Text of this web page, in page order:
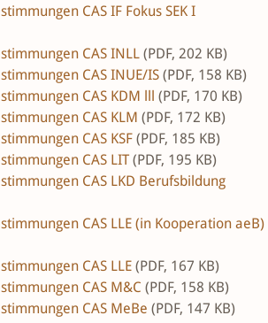
CAS IF Fokus SEK I
CAS INLL (PDF, 202 KB)
CAS INUE/IS (PDF, 158 KB)
CAS KDM lll (PDF, 170 KB)
CAS KLM (PDF, 172 KB)
CAS KSF (PDF, 185 KB)
CAS LIT(PDF, 195 KB)
CAS LKD Berufsbildung
CAS LLE (in Kooperation aeB)
CAS LLE (PDF, 167 KB)
CAS M&C (PDF, 158 KB)
CAS MeBe (PDF, 147 KB)